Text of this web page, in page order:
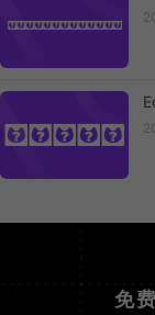
Contrail O...
Eczar
免